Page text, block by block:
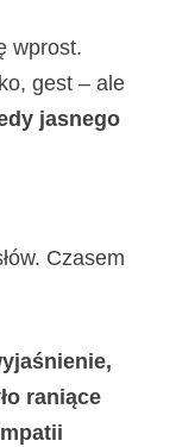
wprost.
gest – ale
jasnego
Czasem
raniące